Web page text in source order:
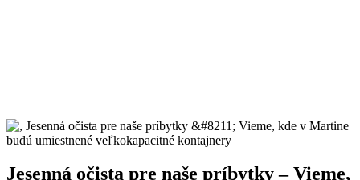
Jesenná očista pre naše príbytky – Vieme,